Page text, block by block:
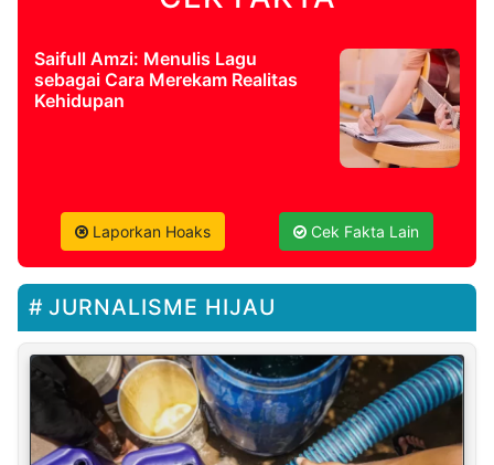
Saifull Amzi: Menulis Lagu
sebagai Cara Merekam Realitas
Kehidupan
Laporkan Hoaks Cek Fakta Lain
JURNALISME HIJAU